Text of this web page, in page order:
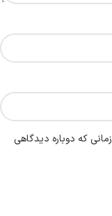
که دوباره دیدگاهی